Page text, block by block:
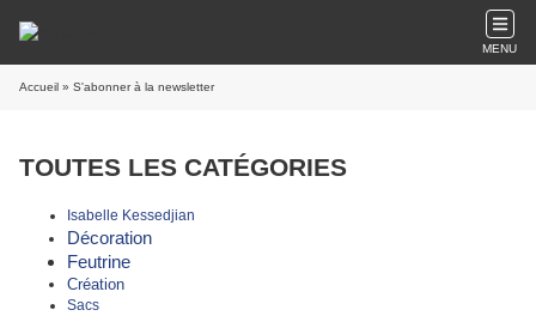
MENU
Accueil » S'abonner à la newsletter
TOUTES LES CATÉGORIES
Isabelle Kessedjian
Décoration
Feutrine
Création
Sacs